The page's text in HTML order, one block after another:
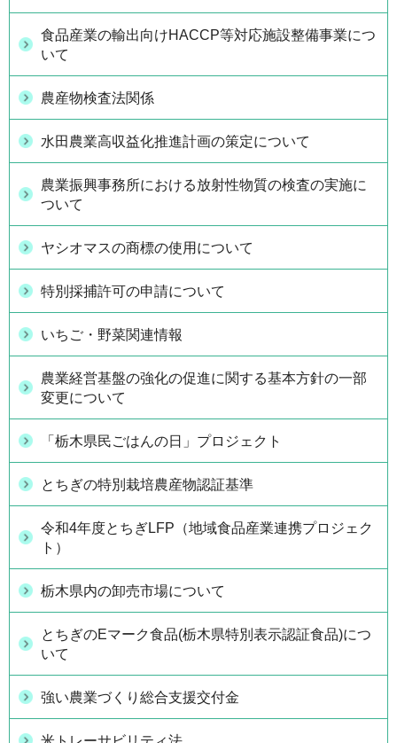
食品産業の輸出向けHACCP等対応施設整備事業につ
いて
農産物検査法関係
水田農業高収益化推進計画の策定について
農業振興事務所における放射性物質の検査の実施に
ついて
ヤシオマスの商標の使用について
特別採捕許可の申請について
いちご・野菜関連情報
農業経営基盤の強化の促進に関する基本方針の一部
変更について
「栃木県民ごはんの日」プロジェクト
とちぎの特別栽培農産物認証基準
令和4年度とちぎLFP（地域食品産業連携プロジェク
ト）
栃木県内の卸売市場について
とちぎのEマーク食品(栃木県特別表示認証食品)につ
いて
強い農業づくり総合支援交付金